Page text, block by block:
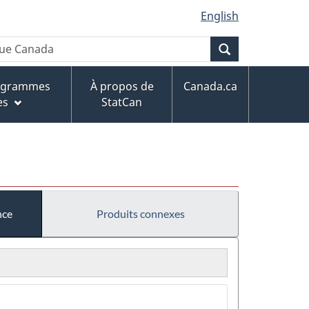
English
À propos de
StatCan
Canada.ca
Produits connexes